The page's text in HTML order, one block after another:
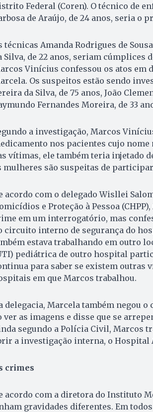
Federal (Coren). O técnico de
de Araújo, de 24 anos, seria o
técnicas Amanda Rodrigues de
Silva, de 22 anos, seriam cúmplices
Vinícius confessou os atos em
Os suspeitos estão sendo
da Silva, de 75 anos, João
Fernandes Moreira, de 33
a investigação, Marcos
nos pacientes cujo
vítimas, ele também teria injetado
mulheres são suspeitas de
acordo com o delegado Wisllei
e Proteção à Pessoa
em um interrogatório, mas
circuito interno de segurança do
estava trabalhando em outro
pediátrica de outro hospital
para saber se existem outras
em que Marcos trabalhou.
delegacia, Marcela também negou
ver as imagens e disse que se
segundo a Polícia Civil, Marcos
a investigação interna, o
crimes
acordo com a diretora do Instituto
gravidades diferentes. Em